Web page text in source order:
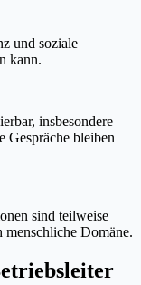
und soziale
kann.
insbesondere
Gespräche bleiben
sind teilweise
Domäne.